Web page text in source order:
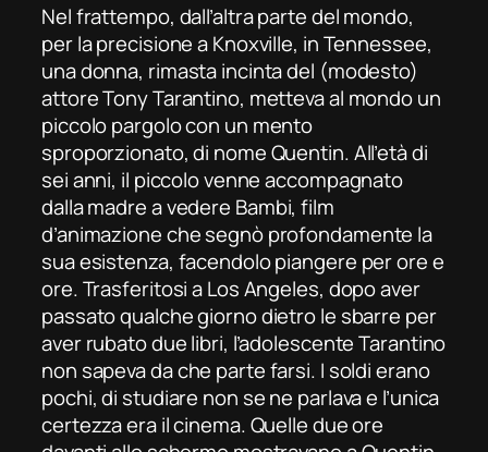
Nel frattempo, dall’altra parte del mondo,
per la precisione a Knoxville, in Tennessee,
una donna, rimasta incinta del (modesto)
attore Tony Tarantino, metteva al mondo un
piccolo pargolo con un mento
sproporzionato, di nome Quentin. All’età di
sei anni, il piccolo venne accompagnato
dalla madre a vedere Bambi, film
d’animazione che segnò profondamente la
sua esistenza, facendolo piangere per ore e
ore. Trasferitosi a Los Angeles, dopo aver
passato qualche giorno dietro le sbarre per
aver rubato due libri, l’adolescente Tarantino
non sapeva da che parte farsi. I soldi erano
pochi, di studiare non se ne parlava e l’unica
certezza era il cinema. Quelle due ore